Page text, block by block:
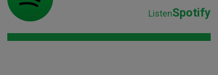
ListenSpotify